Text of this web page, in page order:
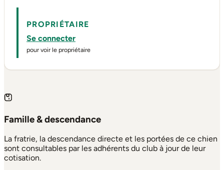
PROPRIÉTAIRE
Se connecter
pour voir le propriétaire
Famille & descendance
La fratrie, la descendance directe et les portées de ce chien
sont consultables par les adhérents du club à jour de leur
cotisation.